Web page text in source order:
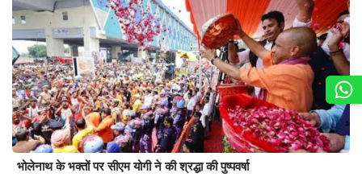
भोलेनाथ के भक्तों पर सीएम योगी ने की श्रद्धा की पुष्पवर्षा